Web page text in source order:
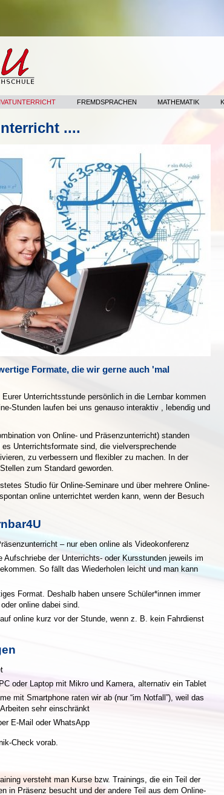
FREMDSPRACHEN MATHEMATIK
....
Formate, die wir gerne auch 'mal
Unterrichtsstunde persönlich in die Lernbar kommen
Stunden laufen bei uns genauso interaktiv , lebendig und
von Online- und Präsenzunterricht) standen
Unterrichtsformate sind, die vielversprechende
zu verbessern und flexibler zu machen. In der
zum Standard geworden.
Studio für Online-Seminare und über mehrere Online-
online unterrichtet werden kann, wenn der Besuch
– nur eben online als Videokonferenz
der Unterrichts- oder Kursstunden jeweils im
So fällt das Wiederholen leicht und man kann
Format. Deshalb haben unsere Schüler*innen immer
online dabei sind.
online kurz vor der Stunde, wenn z. B. kein Fahrdienst
oder Laptop mit Mikro und Kamera, alternativ ein Tablet
mit Smartphone raten wir ab (nur “im Notfall”), weil das
sehr einschränkt
E-Mail oder WhatsApp
Check vorab.
versteht man Kurse bzw. Trainings, die ein Teil der
in Präsenz besucht und der andere Teil aus dem Online-